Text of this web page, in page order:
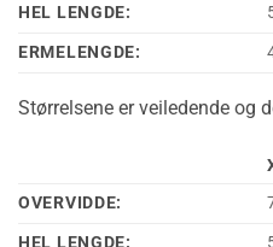
HEL LENGDE:
ERMELENGDE:
Størrelsene er veiledende og
OVERVIDDE: